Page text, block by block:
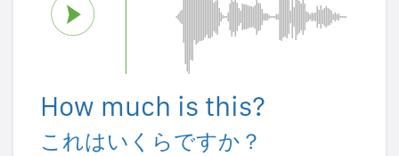
How much is this?
これはいくらですか？